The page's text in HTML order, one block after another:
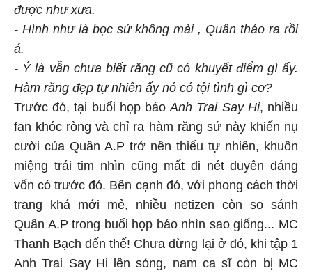
được như xưa.
- Hình như là bọc sứ không mài , Quân tháo ra rồi
á.
- Ý là vẫn chưa biết răng cũ có khuyết điểm gì ấy.
Hàm răng đẹp tự nhiên ấy nó có tội tình gì cơ?
Trước đó, tại buổi họp báoAnh Trai Say Hi, nhiều
fan khóc ròng và chỉ ra hàm răng sứ này khiến nụ
cười của Quân A.P trở nên thiếu tự nhiên, khuôn
miệng trái tim nhìn cũng mất đi nét duyên dáng
vốn có trước đó. Bên cạnh đó, với phong cách thời
trang khá mới mẻ, nhiều netizen còn so sánh
Quân A.P trong buổi họp báo nhìn sao giống... MC
Thanh Bạch đến thế! Chưa dừng lại ở đó, khi tập 1
Anh Trai Say Hi lên sóng, nam ca sĩ còn bị MC